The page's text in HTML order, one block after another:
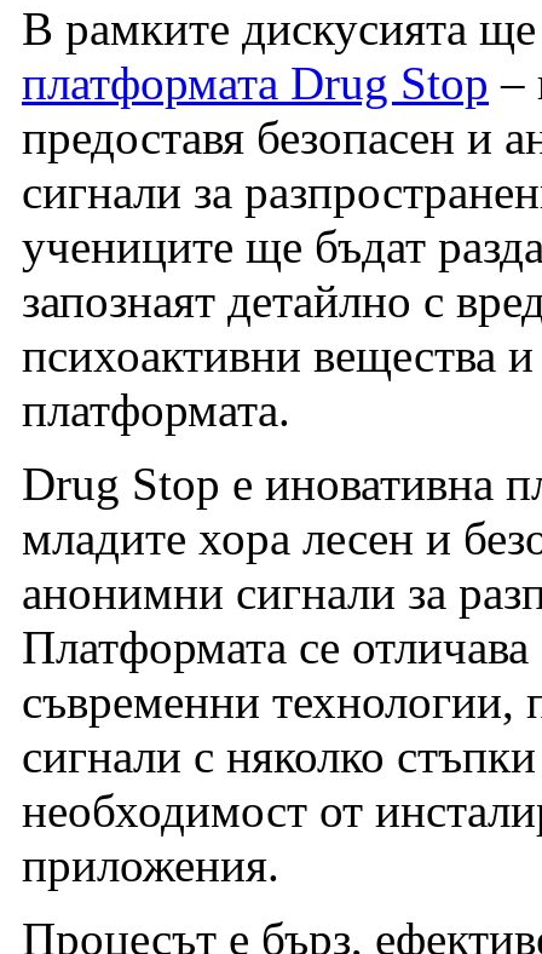
В рамките дискусията
платформата Drug Stop –
предоставя безопасен и
сигнали за
учениците ще бъдат
запознаят детайлно с
психоактивни вещества
платформата.
Drug Stop е иновативна
младите хора лесен и
анонимни сигнали за
Платформата се
съвременни технологии,
сигнали с няколко
необходимост от
приложения.
Процесът е бърз,